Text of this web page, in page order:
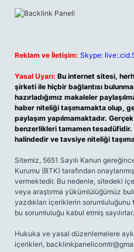
Reklam ve İletişim: Skype:
Yasal Uyarı: Bu internet sitesi,
şirketi ile hiçbir bağlantısı
hazırladığımız makaleler
haber niteliği taşımamakta olup,
paylaşım yapılmamaktadır.
benzerlikleri tamamen
halindedir ve tavsiye niteliği
Sitemiz, 5651 Sayılı Kanun
Kurumu (BTK) tarafından
vermektedir. Bu nedenle, sitedeki
veya araştırma yükümlülüğümüz
yazdıkları içeriklerin
bu sorumluluğu kabul etmiş sayılırlar.
Hukuka ve yasal düzenlemelere
içerikleri,